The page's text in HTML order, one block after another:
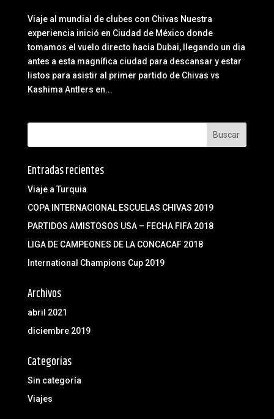
Viaje al mundial de clubes con Chivas Nuestra
experiencia inició en Ciudad de México donde
tomamos el vuelo directo hacia Dubai, llegando un dia
antes a esta magnífica ciudad para descansar y estar
listos para asistir al primer partido de Chivas vs
Kashima Antlers en...
Entradas recientes
Viaje a Turquia
COPA INTERNACIONAL ESCUELAS CHIVAS 2019
PARTIDOS AMISTOSOS USA – FECHA FIFA 2018
LIGA DE CAMPEONES DE LA CONCACAF 2018
International Champions Cup 2019
Archivos
abril 2021
diciembre 2019
Categorías
Sin categoría
Viajes